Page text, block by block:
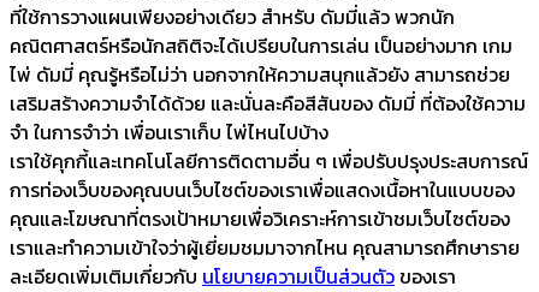
ที่ใช้การวางแผนเพียงอย่างเดียว สำหรับ ดัมมี่แล้ว พวกนัก
คณิตศาสตร์หรือนักสถิติจะได้เปรียบในการเล่น เป็นอย่างมาก เกม
ไพ่ ดัมมี่ คุณรู้หรือไม่ว่า นอกจากให้ความสนุกแล้วยัง สามารถช่วย
เสริมสร้างความจำได้ด้วย และนั่นละคือสีสันของ ดัมมี่ ที่ต้องใช้ความ
จำ ในการจำว่า เพื่อนเราเก็บ ไพ่ไหนไปบ้าง
เราใช้คุกกี้และเทคโนโลยีการติดตามอื่น ๆ เพื่อปรับปรุงประสบการณ์
การท่องเว็บของคุณบนเว็บไซต์ของเราเพื่อแสดงเนื้อหาในแบบของ
คุณและโฆษณาที่ตรงเป้าหมายเพื่อวิเคราะห์การเข้าชมเว็บไซต์ของ
เราและทำความเข้าใจว่าผู้เยี่ยมชมมาจากไหน คุณสามารถศึกษาราย
ละเอียดเพิ่มเติมเกี่ยวกับ นโยบายความเป็นส่วนตัวของเรา